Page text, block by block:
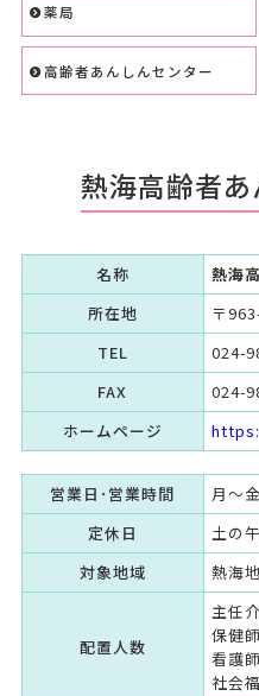
薬局
高齢者あんしんセンター
熱海高齢者
名称
熱海
所在地
〒
TEL
024-
FAX
024-
ホームページ
営業日･営業時間
月～
定休日
土の
対象地域
熱海
配置人数
主任
保健
看護
社会